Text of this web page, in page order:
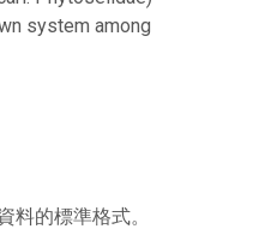
system among
的標準格式。